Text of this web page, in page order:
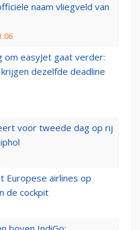
naam vliegveld van
om easyJet gaat verder:
dezelfde deadline
voor tweede dag op rij
Europese airlines op
de cockpit